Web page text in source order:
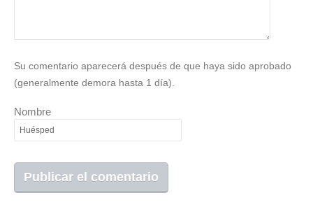
Su comentario aparecerá después de que haya sido aprobado
(generalmente demora hasta 1 día).
Nombre